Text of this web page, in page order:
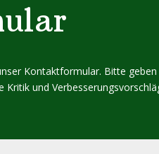
Kontaktformular. Bitte
Kritik und